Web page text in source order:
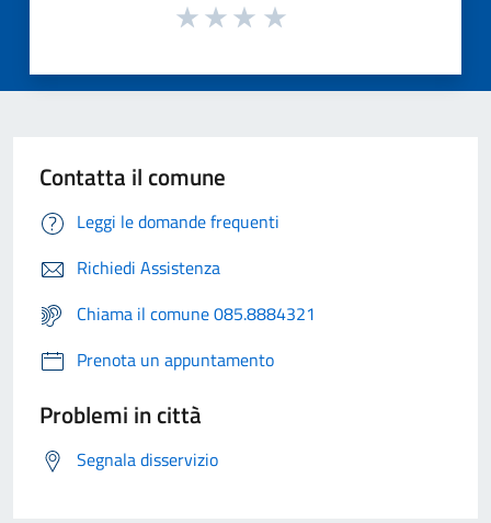
Contatta il comune
Leggi le domande frequenti
Richiedi Assistenza
Chiama il comune 085.8884321
Prenota un appuntamento
Problemi in città
Segnala disservizio